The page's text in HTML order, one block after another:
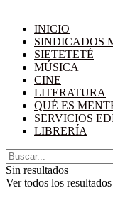
INICIO
SINDICADOS
SIETETETÉ
MÚSICA
CINE
LITERATURA
QUÉ ES
SERVICIOS
LIBRERÍA
Sin resultados
Ver todos los resultados